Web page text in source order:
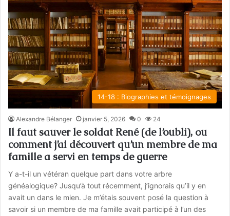
14-18 : Biographies et témoignages
Alexandre Bélanger janvier 5, 2026 0 24
Il faut sauver le soldat René (de l’oubli), ou
comment j’ai découvert qu’un membre de ma
famille a servi en temps de guerre
Y a-t-il un vétéran quelque part dans votre arbre
généalogique? Jusqu’à tout récemment, j’ignorais qu’il y en
avait un dans le mien. Je m’étais souvent posé la question à
savoir si un membre de ma famille avait participé à l’un des